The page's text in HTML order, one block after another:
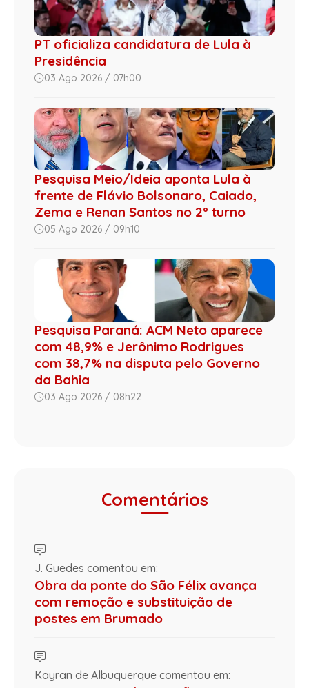
PT oficializa candidatura de Lula à
Presidência
03 Ago 2026 / 07h00
Pesquisa Meio/Ideia aponta Lula à
frente de Flávio Bolsonaro, Caiado,
Zema e Renan Santos no 2º turno
05 Ago 2026 / 09h10
Pesquisa Paraná: ACM Neto aparece
com 48,9% e Jerônimo Rodrigues
com 38,7% na disputa pelo Governo
da Bahia
03 Ago 2026 / 08h22
Comentários
J. Guedes comentou em:
Obra da ponte do São Félix avança
com remoção e substituição de
postes em Brumado
Kayran de Albuquerque comentou em: